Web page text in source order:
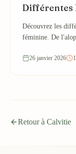
Différentes
Découvrez les
féminine. De
26 janvier 2026
Retour à Calvitie